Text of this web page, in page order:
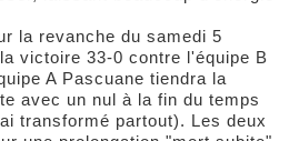
la revanche du samedi 5
victoire 33-0 contre l'équipe B
A Pascuane tiendra la
avec un nul à la fin du temps
transformé partout). Les deux